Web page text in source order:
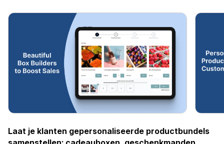
Laat je klanten gepersonaliseerde productbundels